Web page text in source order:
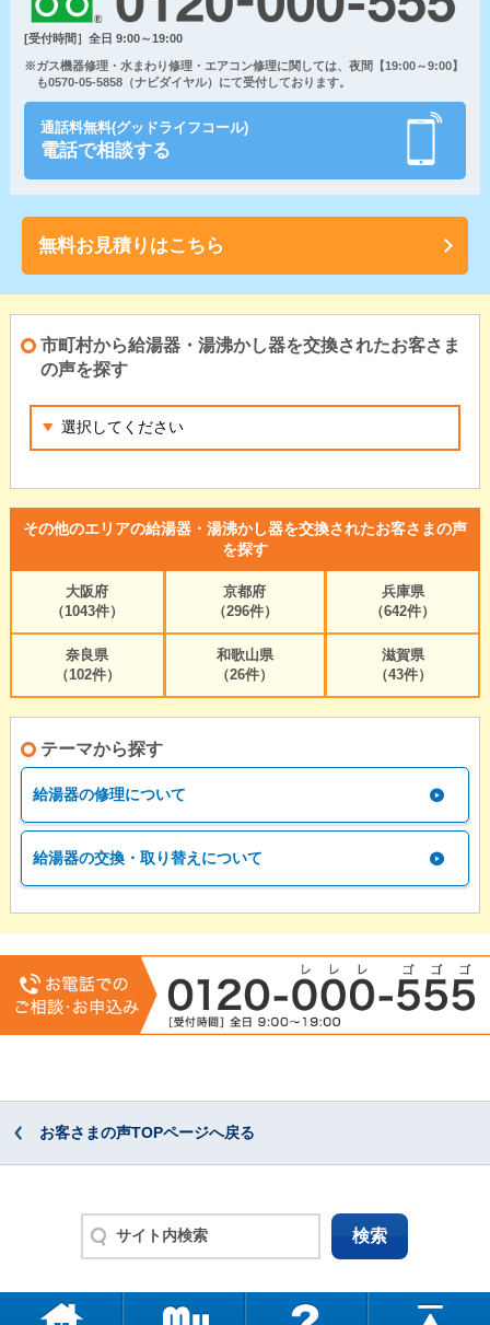
[受付時間］全日 9:00～19:00
※ガス機器修理・水まわり修理・エアコン修理に関しては、夜間【19:00～9:00】
も0570-05-5858（ナビダイヤル）にて受付しております。
通話料無料(グッドライフコール)
電話で相談する
無料お見積りはこちら
市町村から給湯器・湯沸かし器を交換されたお客さま
の声を探す
その他のエリアの給湯器・湯沸かし器を交換されたお客さまの声
を探す
大阪府
（1043件）
京都府
（296件）
兵庫県
（642件）
奈良県
（102件）
和歌山県
（26件）
滋賀県
（43件）
テーマから探す
給湯器の修理について
給湯器の交換・取り替えについて
お客さまの声TOPページへ戻る